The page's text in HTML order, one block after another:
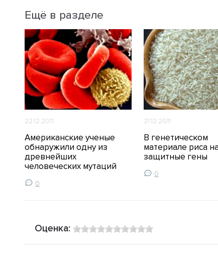
Ещё в разделе
22.12.2011
Американские ученые
обнаружили одну из
древнейших
человеческих мутаций
0
21.12.2011
В генетическом
материале риса
защитные гены
0
Оценка: